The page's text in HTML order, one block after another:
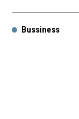
Bussiness